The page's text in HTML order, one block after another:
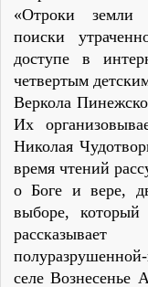
«Отроки земли
поиски
доступе в
четвертым
Веркола
Их
Николая
время чтений
о Боге и вере,
выборе,
селе Вознесенье